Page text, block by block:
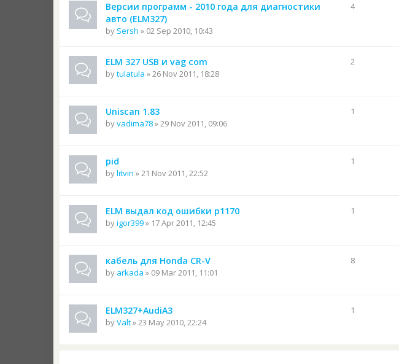
Версии программ - 2010 года для диагностики
авто (ELM327)
by Sersh » 02 Sep 2010, 10:43
4
ELM 327 USB и vag com
bytulatula » 26 Nov 2011, 18:28
2
Uniscan 1.83
byvadima78» 29 Nov 2011, 09:06
1
pid
bylitvin » 21 Nov 2011, 22:52
1
ELM выдал код ошибки p1170
byigor399» 17 Apr 2011, 12:45
1
кабель для Honda CR-V
by arkada » 09 Mar 2011, 11:01
8
ELM327+AudiA3
byValt» 23 May 2010, 22:24
1